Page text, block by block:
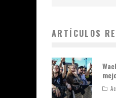
ARTÍCULOS